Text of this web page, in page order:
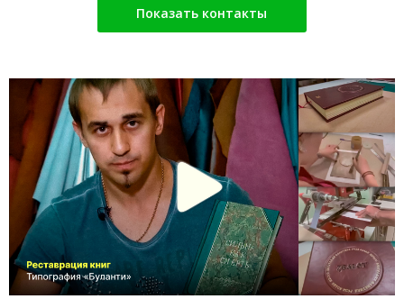
Показать контакты